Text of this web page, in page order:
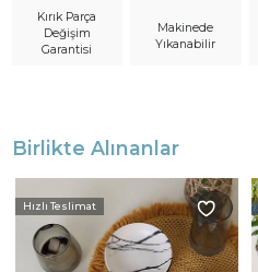
Kırık Parça
Değişim
Garantisi
Makinede
Yıkanabilir
Birlikte Alınanlar
Hızlı Teslimat